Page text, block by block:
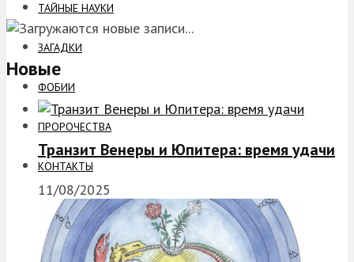
ТАЙНЫЕ НАУКИ
ЗАГАДКИ
ФОБИИ
ПРОРОЧЕСТВА
КОНТАКТЫ
Новые
Транзит Венеры и Юпитера: время удачи
11/08/2025